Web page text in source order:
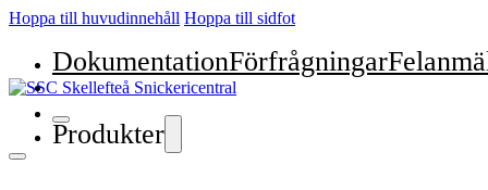
Hoppa till huvudinnehåll Hoppa till sidfot
DokumentationFörfrågningar
Produkter